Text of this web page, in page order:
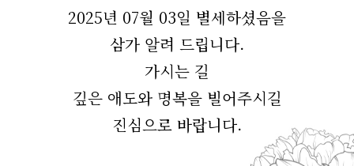
2025년 07월 03일 별세하셨음을
삼가 알려 드립니다.
가시는 길
깊은 애도와 명복을 빌어주시길
진심으로 바랍니다.